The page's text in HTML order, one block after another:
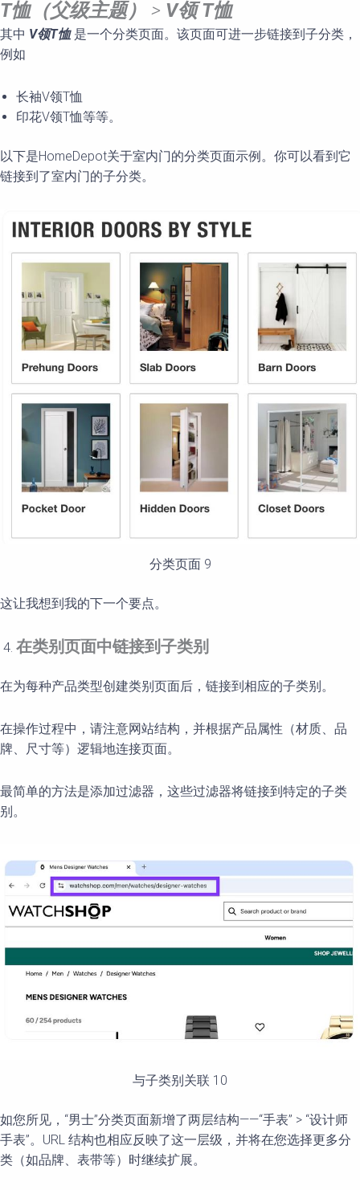
T恤（父级主题） > V领 T恤
其中 V领T恤是一个分类页面。该页面可进一步链接到子分类，
例如
长袖V领T恤
印花V领T恤等等。
以下是HomeDepot关于室内门的分类页面示例。你可以看到它
链接到了室内门的子分类。
分类页面 9
这让我想到我的下一个要点。
在类别页面中链接到子类别
在为每种产品类型创建类别页面后，链接到相应的子类别。
在操作过程中，请注意网站结构，并根据产品属性（材质、品
牌、尺寸等）逻辑地连接页面。
最简单的方法是添加过滤器，这些过滤器将链接到特定的子类
别。
与子类别关联 10
如您所见，“男士”分类页面新增了两层结构——“手表” > “设计师
手表”。URL 结构也相应反映了这一层级，并将在您选择更多分
类（如品牌、表带等）时继续扩展。